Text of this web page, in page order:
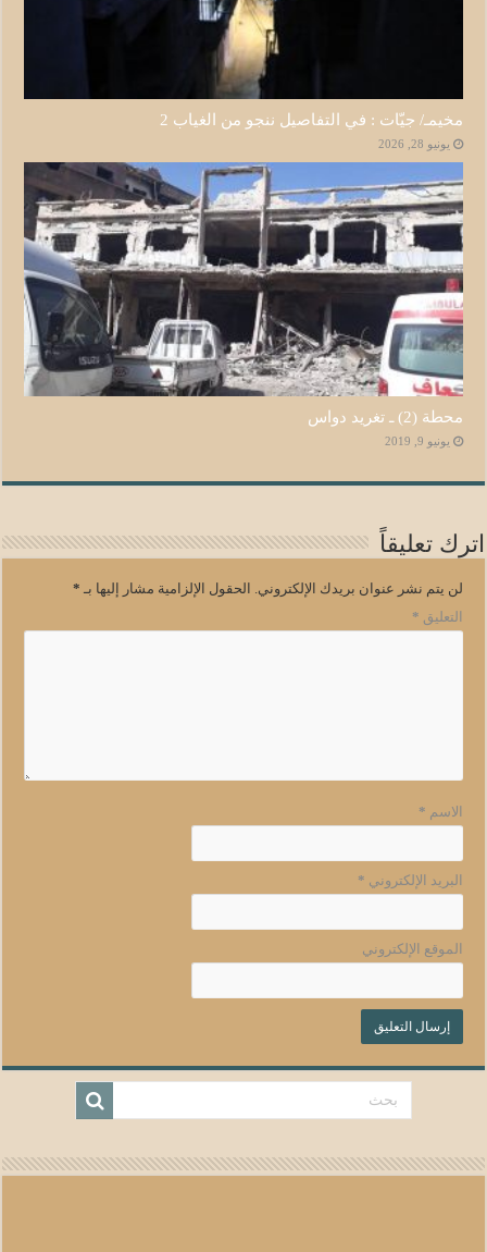
مخيمـ/ جيّات : في التفاصيل ننجو من الغياب 2
يونيو 28, 2026
محطة (2) ـ تغريد دواس
يونيو 9, 2019
اترك تعليقاً
لن يتم نشر عنوان بريدك الإلكتروني. الحقول الإلزامية مشار إليها بـ *
التعليق *
الاسم *
البريد الإلكتروني *
الموقع الإلكتروني